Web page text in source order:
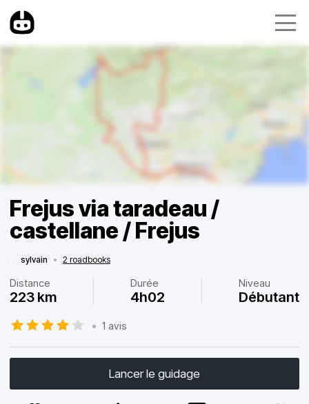
Frejus via taradeau /
castellane / Frejus
sylvain • 2 roadbooks
Distance
223 km
Durée
4h02
Niveau
Débutant
• 1 avis
Lancer le guidage